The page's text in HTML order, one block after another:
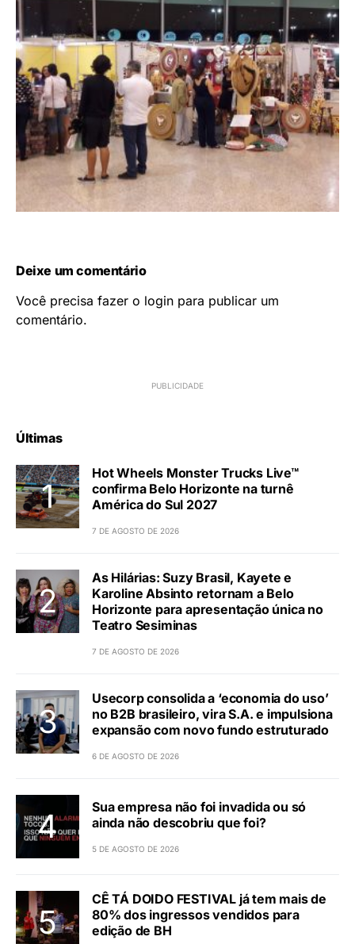
Deixe um comentário
Você precisa fazer o login para publicar um
comentário.
Últimas
Hot Wheels Monster Trucks Live™
confirma Belo Horizonte na turnê
América do Sul 2027
7 DE AGOSTO DE 2026
As Hilárias: Suzy Brasil, Kayete e
Karoline Absinto retornam a Belo
Horizonte para apresentação única no
Teatro Sesiminas
7 DE AGOSTO DE 2026
Usecorp consolida a ‘economia do uso’
no B2B brasileiro, vira S.A. e impulsiona
expansão com novo fundo estruturado
6 DE AGOSTO DE 2026
Sua empresa não foi invadida ou só
ainda não descobriu que foi?
5 DE AGOSTO DE 2026
CÊ TÁ DOIDO FESTIVAL já tem mais de
80% dos ingressos vendidos para
edição de BH